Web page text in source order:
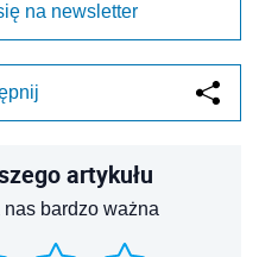
na newsletter
artykułu
bardzo ważna